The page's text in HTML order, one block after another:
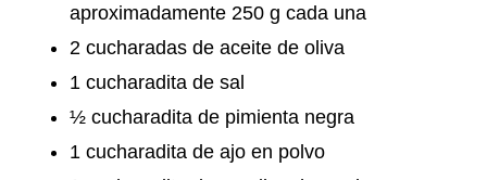
aproximadamente 250 g cada una
2 cucharadas de aceite de oliva
1 cucharadita de sal
½ cucharadita de pimienta negra
1 cucharadita de ajo en polvo